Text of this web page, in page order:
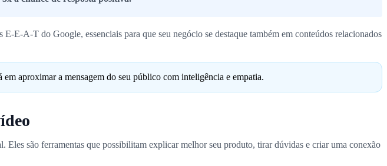
E-A-T do Google, essenciais para que seu negócio se destaque também em conteúdos relacionados
em aproximar a mensagem do seu público com inteligência e empatia.
Eles são ferramentas que possibilitam explicar melhor seu produto, tirar dúvidas e criar uma conexão